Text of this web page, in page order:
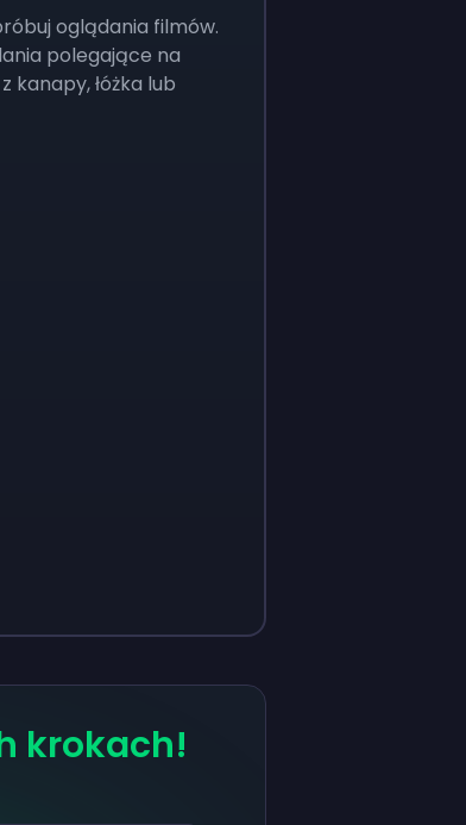
oglądania filmów.
polegające na
kanapy, łóżka lub
krokach!